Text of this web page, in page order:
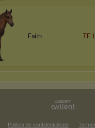
Faith TF
Politica de confidenţialitate